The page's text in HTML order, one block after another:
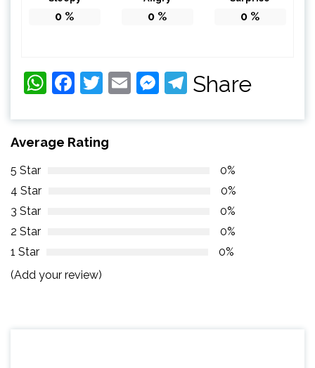
0 % 0 % 0 %
WhatsApp
Facebook
Twitter
EmailMessenger
Telegram
Share
Average Rating
5 Star
0%
4 Star
0%
3 Star
0%
2 Star
0%
1 Star
0%
(Add your review)